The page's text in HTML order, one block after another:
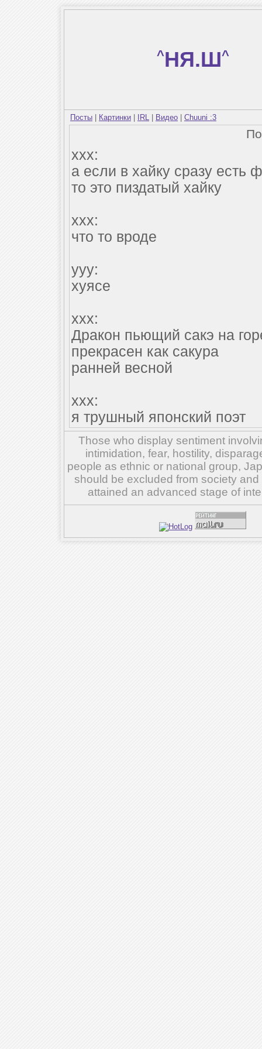
^НЯ.Ш^
Посты Картинки IRL Видео Chuuni :3
xxx:
а если в хайку сразу есть
то это пиздатый хайку
xxx:
что то вроде
yyy:
хуясе
xxx:
Дракон пьющий сакэ на
прекрасен как сакура
ранней весной
xxx:
я трушный японский поэт
Those who display sentiment
intimidation, fear, hostility,
people as ethnic or national group,
should be excluded from society
attained an advanced stage of